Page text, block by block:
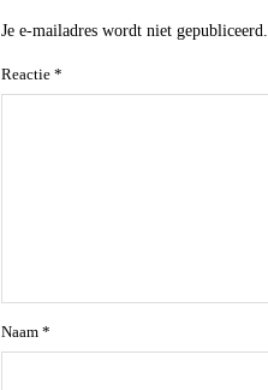
Je e-mailadres wordt niet gepubliceerd.
Reactie *
Naam *